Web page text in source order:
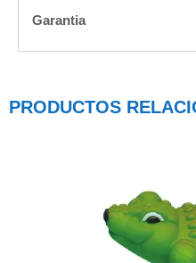
Garantia
PRODUCTOS